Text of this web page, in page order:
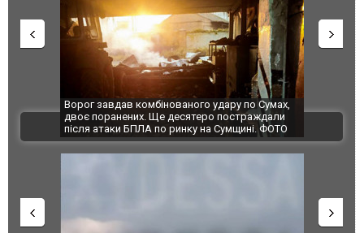
За 2000 кілометрів від кордону з Україною: в
Єкатеринбурзі після атаки дронів загорівся
склад Wildberries. ФОТО. ВІДЕО
"Мої
ВІДЕО